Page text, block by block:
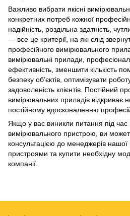
Важливо вибрати якісні
конкретних потреб кожної
надійність, роздільна здатність,
— все це критерії, на які слід
професійного вимірювального
вимірювальні прилади,
ефективність, зменшити кількість
безпеку об’єктів, оптимізувати
задоволеність клієнтів. Постійний
вимірювальних приладів відкриває
постійному вдосконаленню
Якщо у вас виникли питання під час
вимірювального пристрою, ви
консультацією до менеджерів
пристроями та купити необхідну
компанії.